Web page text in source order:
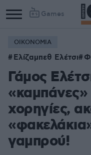
Games
ΟΙΚΟΝΟΜΙΑ
Ελίζαμπεθ Ελέτσι
Γάμος
χορηγίες,
γαμπρού!